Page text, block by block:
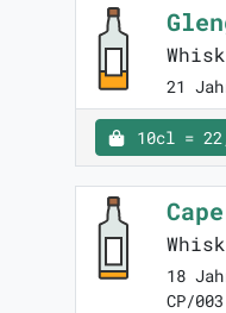
21
10cl =
18
CP/